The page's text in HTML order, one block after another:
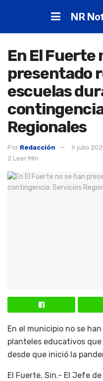
NR
En El Fuerte
presentado
escuelas
Regionales
Por Redacción
9 julio
2 Leer Min
En el municipio no se
planteles educativos
desde que inició la
El Fuerte, Sin.- El Jefe